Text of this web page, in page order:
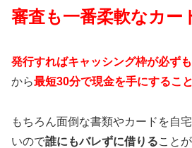
審査も一番柔軟なカー
発行すればキャッシング枠が必ず
から最短30分で現金を手にするこ
もちろん面倒な書類やカードを自
いので誰にもバレずに借りること